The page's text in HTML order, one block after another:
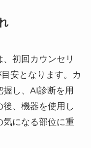
初回カウンセリ
安となります。カ
し、AI診断を用
、機器を使用し
気になる部位に重